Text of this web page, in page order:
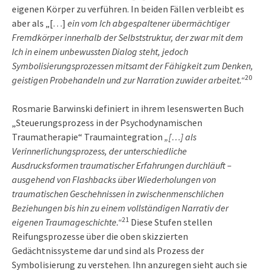
eigenen Körper zu verführen. In beiden Fällen verbleibt es
aber als „[…] ein vom Ich abgespaltener übermächtiger
Fremdkörper innerhalb der Selbststruktur, der zwar mit dem
Ich in einem unbewussten Dialog steht, jedoch
Symbolisierungsprozessen mitsamt der Fähigkeit zum Denken,
geistigen Probehandeln und zur Narration zuwider arbeitet.“20
Rosmarie Barwinski definiert in ihrem lesenswerten Buch
„Steuerungsprozess in der Psychodynamischen
Traumatherapie“ Traumaintegration „[…] als
Verinnerlichungsprozess, der unterschiedliche
Ausdrucksformen traumatischer Erfahrungen durchläuft –
ausgehend von Flashbacks über Wiederholungen von
traumatischen Geschehnissen in zwischenmenschlichen
Beziehungen bis hin zu einem vollständigen Narrativ der
eigenen Traumageschichte.“21 Diese Stufen stellen
Reifungsprozesse über die oben skizzierten
Gedächtnissysteme dar und sind als Prozess der
Symbolisierung zu verstehen. Ihn anzuregen sieht auch sie